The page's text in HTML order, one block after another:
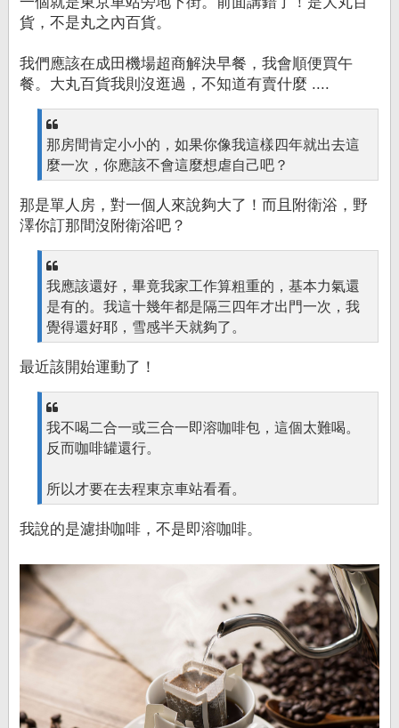
貨，不是丸之內百貨。
我們應該在成田機場超商解決早餐，我會順便買午
餐。大丸百貨我則沒逛過，不知道有賣什麼 ....
那房間肯定小小的，如果你像我這樣四年就出去這
麼一次，你應該不會這麼想虐自己吧？
那是單人房，對一個人來說夠大了！而且附衛浴，野
澤你訂那間沒附衛浴吧？
我應該還好，畢竟我家工作算粗重的，基本力氣還
是有的。我這十幾年都是隔三四年才出門一次，我
覺得還好耶，雪感半天就夠了。
最近該開始運動了！
我不喝二合一或三合一即溶咖啡包，這個太難喝。
反而咖啡罐還行。
所以才要在去程東京車站看看。
我說的是濾掛咖啡，不是即溶咖啡。